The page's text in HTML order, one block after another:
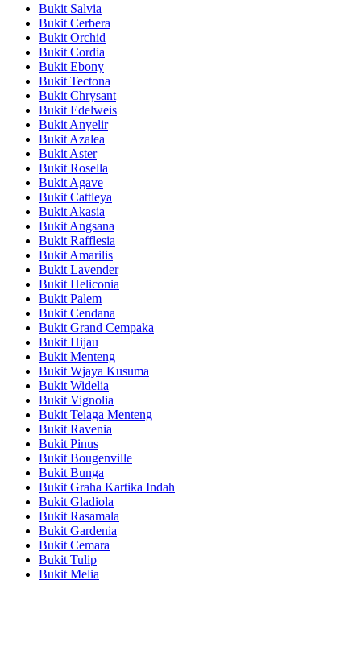
Bukit Salvia
Bukit Cerbera
Bukit Orchid
Bukit Cordia
Bukit Ebony
Bukit Tectona
Bukit Chrysant
Bukit Edelweis
Bukit Anyelir
Bukit Azalea
Bukit Aster
Bukit Rosella
Bukit Agave
Bukit Cattleya
Bukit Akasia
Bukit Angsana
Bukit Rafflesia
Bukit Amarilis
Bukit Lavender
Bukit Heliconia
Bukit Palem
Bukit Cendana
Bukit Grand Cempaka
Bukit Hijau
Bukit Menteng
Bukit Wjaya Kusuma
Bukit Widelia
Bukit Vignolia
Bukit Telaga Menteng
Bukit Ravenia
Bukit Pinus
Bukit Bougenville
Bukit Bunga
Bukit Graha Kartika Indah
Bukit Gladiola
Bukit Rasamala
Bukit Gardenia
Bukit Cemara
Bukit Tulip
Bukit Melia